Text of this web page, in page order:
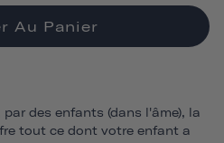
Au Panier
des enfants (dans l'âme), la
tout ce dont votre enfant a